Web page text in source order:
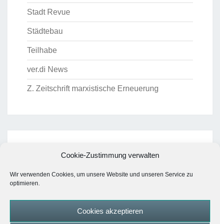
Cookie-Zustimmung verwalten
Wir verwenden Cookies, um unsere Website und unseren Service zu
optimieren.
Cookies akzeptieren
Stadt Revue
Städtebau
Teilhabe
ver.di News
Z. Zeitschrift marxistische Erneuerung
Archiv